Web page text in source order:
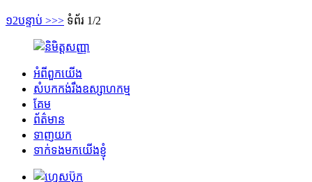
១2បន្ទាប់ >>> ទំព័រ 1/2
អំពីពួកយើង
សំបកកង់រឹងឧស្សាហកម្ម
គែម
ព័ត៌មាន
ទាញយក
ទាក់ទងមកយើងខ្ញុំ